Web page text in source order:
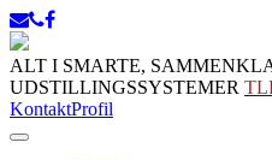
ALT I SMARTE,
UDSTILLINGSSYSTEMER
KontaktProfil